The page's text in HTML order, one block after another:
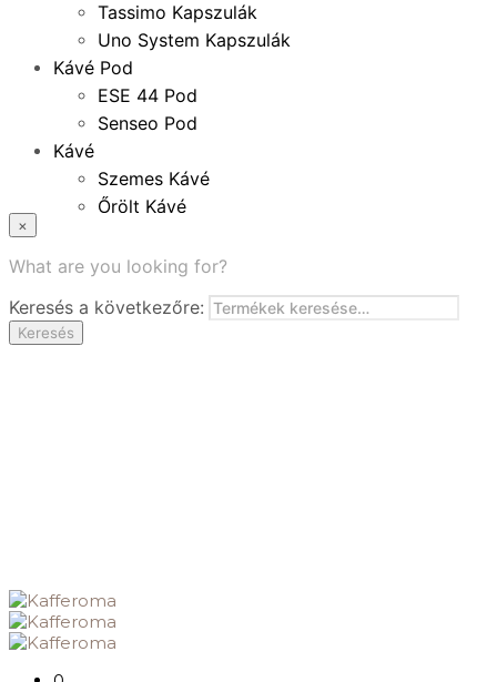
Tassimo Kapszulák
Uno System Kapszulák
Kávé Pod
ESE 44 Pod
Senseo Pod
Kávé
Szemes Kávé
Őrölt Kávé
Instant Kávé
Zacskó Tea
Tartozékok
×
What are you looking for?
Keresés a következőre:
Keresés